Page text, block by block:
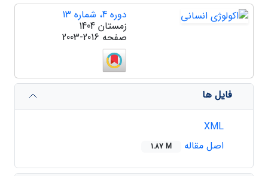
دوره 4، شماره 13
زمستان 1404
صفحه 2003-2016
فایل ها
اصل مقاله
1.87 M